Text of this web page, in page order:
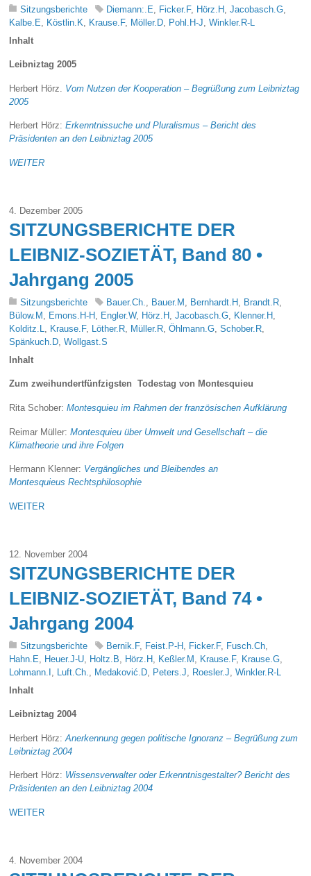
Sitzungsberichte Diemann:.E Ficker.F, Hörz.H ,Jacobasch.G
Kalbe.E
Köstlin.K Krause.F, Möller.D Pohl.H-J ,Winkler.R-L
Inhalt
Leibniztag 2005
Herbert Hörz. Vom Nutzen der Kooperation – Begrüßung zum Leibniztag
2005
Herbert Hörz:Erkenntnissuche und Pluralismus – Bericht des
Präsidenten an den Leibniztag 2005
WEITER
4. Dezember 2005
SITZUNGSBERICHTE DER
LEIBNIZ-SOZIETÄT, Band 80 •
Jahrgang 2005
Sitzungsberichte Bauer.Ch. Bauer.M Bernhardt.H Brandt.R
Bülow.M
Emons.H-H Engler.W, Hörz.H ,Jacobasch.G Klenner.H
Kolditz.L
Krause.F, Löther.R Müller.R ,Öhlmann.G ,Schober.R
Spänkuch.D ,Wollgast.S
Inhalt
Zum zweihundertfünfzigsten Todestag von Montesquieu
Rita Schober:Montesquieu im Rahmen der französischen Aufklärung
Reimar Müller:Montesquieu über Umwelt und Gesellschaft – die
Klimatheorie und ihre Folgen
Hermann Klenner: Vergängliches und Bleibendes an
Montesquieus Rechtsphilosophie
WEITER
12. November 2004
SITZUNGSBERICHTE DER
LEIBNIZ-SOZIETÄT, Band 74 •
Jahrgang 2004
Sitzungsberichte Bernik.F, Feist.P-H Ficker.F, Fusch.Ch
Hahn.E
Heuer.J-U Holtz.B Hörz.H Keßler.M Krause.F, Krause.G
Lohmann.I
Luft.Ch. Medaković.D Peters.J Roesler.J ,Winkler.R-L
Inhalt
Leibniztag 2004
Herbert Hörz:Anerkennung gegen politische Ignoranz – Begrüßung zum
Leibniztag 2004
Herbert Hörz: Wissensverwalter oder Erkenntnisgestalter? Bericht des
Präsidenten an den Leibniztag 2004
WEITER
4. November 2004